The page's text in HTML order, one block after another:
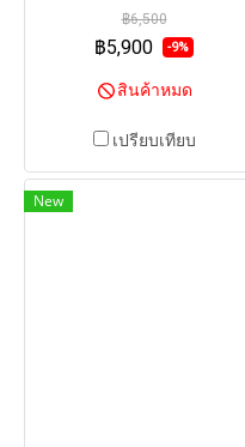
วางโน้ตบุ๊คและปริ๊นเตอร์
สามารถปรับระดับความสูง-ต่ำ
ใช้ได้ง่ายด้วยระบบ Gas
Cylinder เพียงปรับคันโยกเพื่อ
และยืนทำงานได้อย่างเหมาะ
฿6,500
฿5,900 -9%
สินค้าหมด
เปรียบเทียบ
New